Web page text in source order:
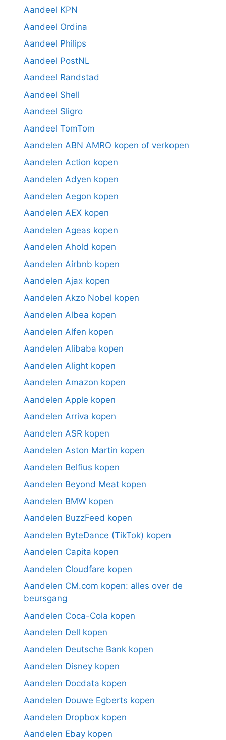
Aandeel KPN
Aandeel Ordina
Aandeel Philips
Aandeel PostNL
Aandeel Randstad
Aandeel Shell
Aandeel Sligro
Aandeel TomTom
Aandelen ABN AMRO kopen of verkopen
Aandelen Action kopen
Aandelen Adyen kopen
Aandelen Aegon kopen
Aandelen AEX kopen
Aandelen Ageas kopen
Aandelen Ahold kopen
Aandelen Airbnb kopen
Aandelen Ajax kopen
Aandelen Akzo Nobel kopen
Aandelen Albea kopen
Aandelen Alfen kopen
Aandelen Alibaba kopen
Aandelen Alight kopen
Aandelen Amazon kopen
Aandelen Apple kopen
Aandelen Arriva kopen
Aandelen ASR kopen
Aandelen Aston Martin kopen
Aandelen Belfius kopen
Aandelen Beyond Meat kopen
Aandelen BMW kopen
Aandelen BuzzFeed kopen
Aandelen ByteDance (TikTok) kopen
Aandelen Capita kopen
Aandelen Cloudfare kopen
Aandelen CM.com kopen: alles over de
beursgang
Aandelen Coca-Cola kopen
Aandelen Dell kopen
Aandelen Deutsche Bank kopen
Aandelen Disney kopen
Aandelen Docdata kopen
Aandelen Douwe Egberts kopen
Aandelen Dropbox kopen
Aandelen Ebay kopen